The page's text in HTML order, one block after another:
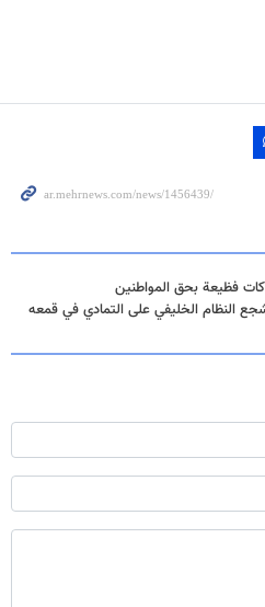
فظيعة بحق المواطنين
شجع النظام الخليفي على التمادي في قمعه